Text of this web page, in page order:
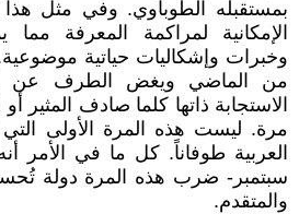
بمستقبله الطوباوي. وفي مثل
الإمكانية لمراكمة المعرفة
وخبرات وإشكاليات حياتية موضوعية.
من الماضي ويغض الطرف عن
الاستجابة ذاتها كلما صادف المثير
مرة. ليست هذه المرة الأولى
سبتمبر- ضرب هذه المرة دولة
والمتقدم.